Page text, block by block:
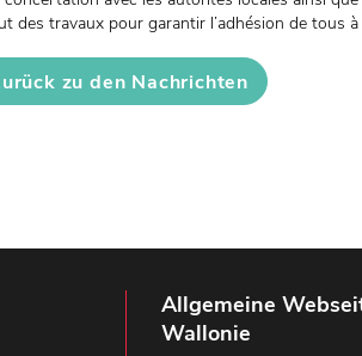
des travaux pour garantir l’adhésion de tous
zu den Nachrichten
Allgemeine
Wallonie